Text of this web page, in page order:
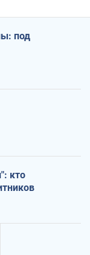
под
кто